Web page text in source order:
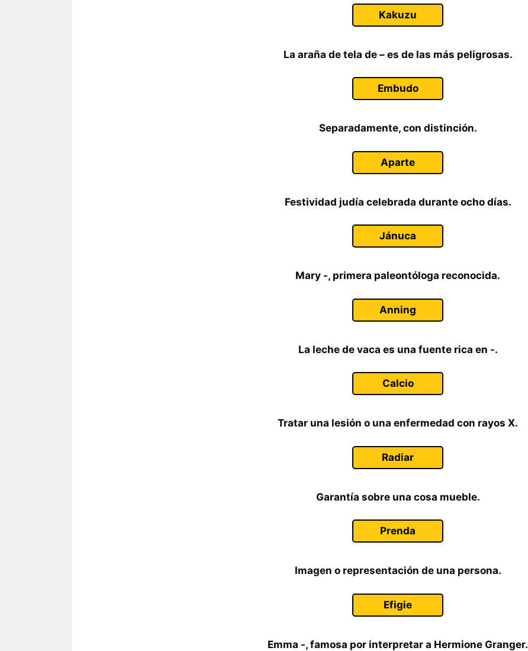
Kakuzu
La araña de tela de – es de las más peligrosas.
Embudo
Separadamente, con distinción.
Aparte
Festividad judía celebrada durante ocho días.
Jánuca
Mary -, primera paleontóloga reconocida.
Anning
La leche de vaca es una fuente rica en -.
Calcio
Tratar una lesión o una enfermedad con rayos X.
Radiar
Garantía sobre una cosa mueble.
Prenda
Imagen o representación de una persona.
Efigie
Emma -, famosa por interpretar a Hermione Granger.